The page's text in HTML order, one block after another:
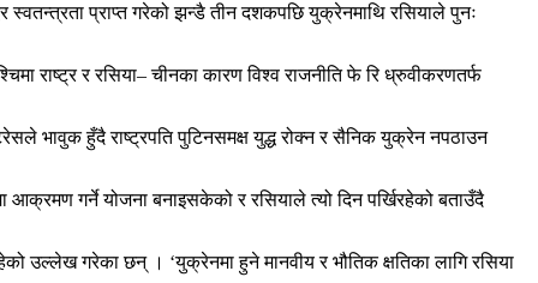
स्वतन्त्रता प्राप्त गरेको झन्डै तीन दशकपछि युक्रेनमाथि रसियाले पुनः
राष्ट्र र रसिया– चीनका कारण विश्व राजनीति फे रि ध्रुवीकरणतर्फ
भावुक हुँदै राष्ट्रपति पुटिनसमक्ष युद्ध रोक्न र सैनिक युक्रेन नपठाउन
गर्ने योजना बनाइसकेको र रसियाले त्यो दिन पर्खिरहेको बताउँदै
उल्लेख गरेका छन् । ‘युक्रेनमा हुने मानवीय र भौतिक क्षतिका लागि रसिया